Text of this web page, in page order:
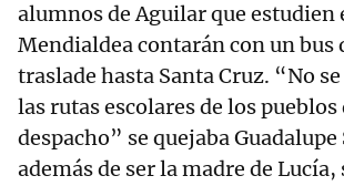
alumnos de Aguilar que estudien
Mendialdea contarán con un bus
traslade hasta Santa Cruz. “No
las rutas escolares de los pueblos
despacho” se quejaba
además de ser la madre de Lucía,